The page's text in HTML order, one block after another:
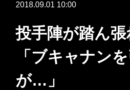
2018.09.01 10:00
投手陣が踏ん
「ブキャナン
が…」